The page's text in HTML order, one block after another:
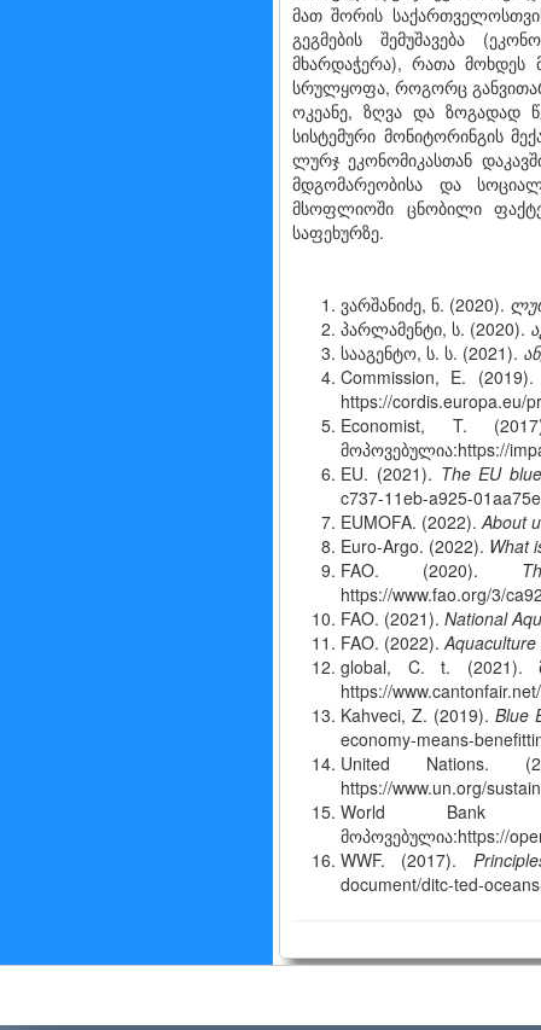
მათ შორის
გეგმების შემუშავება
მხარდაჭერა), რათა მოხდეს
სრულყოფა, როგორც
ოკეანე, ზღვა და ზოგადად
სისტემური მონიტორინგის
ლურჯ ეკონომიკასთან
მდგომარეობისა და
მსოფლიოში ცნობილი
საფეხურზე.
ვარშანიძე, ნ. (2020).
პარლამენტი, ს. (2020).
სააგენტო, ს. ს. (2021).
Commission, E.
https://cordis.europa.eu/
Economist, T.
მოპოვებულია:https://
EU. (2021). The EU
c737-11eb-a925-
EUMOFA. (2022).About
Euro-Argo. (2022). What
FAO. (2020).
https://www.fao.org/3/
FAO. (2021). National
FAO. (2022).
global, C. t. (2021).
https://
Kahveci, Z. (2019).Blue
economy-means-
United Nations.
https://www.un.org/
World
მოპოვებულია:https://
WWF. (2017).
document/ditc-ted-